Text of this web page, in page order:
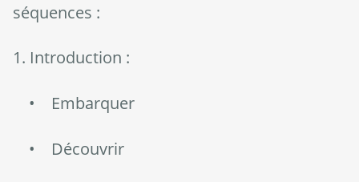
séquences :
1. Introduction :
• Embarquer
• Découvrir